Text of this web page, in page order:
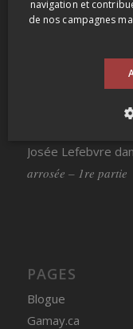
arrosée – 1re partie
Josée Lefebvre
arrosée – 1re partie
PAGES
Blogue
Gamay.ca
navigation et
de nos campagnes